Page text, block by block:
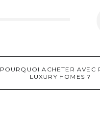
POURQUOI ACHETER AVEC
LUXURY HOMES ?